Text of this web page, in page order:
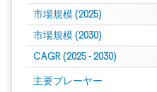
市場規模 (2025)
市場規模 (2030)
CAGR (2025 - 2030)
主要プレーヤー